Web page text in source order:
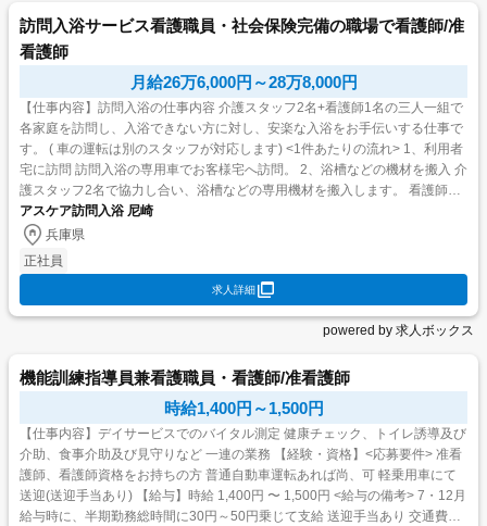
訪問入浴サービス看護職員・社会保険完備の職場で看護師/准
看護師
月給26万6,000円～28万8,000円
【仕事内容】訪問入浴の仕事内容 介護スタッフ2名+看護師1名の三人一組で
各家庭を訪問し、入浴できない方に対し、安楽な入浴をお手伝いする仕事で
す。 ( 車の運転は別のスタッフが対応します) <1件あたりの流れ> 1、利用者
宅に訪問 訪問入浴の専用車でお客様宅へ訪問。 2、浴槽などの機材を搬入 介
護スタッフ2名で協力し合い、浴槽などの専用機材を搬入します。 看護師は
利用者様のバイタルを測定し...
アスケア訪問入浴 尼崎
兵庫県
正社員
求人詳細
powered by 求人ボックス
機能訓練指導員兼看護職員・看護師/准看護師
時給1,400円～1,500円
【仕事内容】デイサービスでのバイタル測定 健康チェック、トイレ誘導及び
介助、食事介助及び見守りなど 一連の業務 【経験・資格】<応募要件> 准看
護師、看護師資格をお持ちの方 普通自動車運転あれば尚、可 軽乗用車にて
送迎(送迎手当あり) 【給与】時給 1,400円 〜 1,500円 <給与の備考> 7・12月
給与時に、半期勤務総時間に30円～50円乗じて支給 送迎手当あり 交通費支